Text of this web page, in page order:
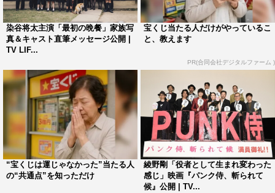
戸田は「台本をもらったタイミングが、私自身が家族の
ことについて考えていた時。台本を読んだときに、作品を
通して『家族とは？』という答えについて考えたいと思っ
た」と。染谷との共演については「この変な人と一緒にや
りたいと思った」とユーモア交じりに喜び「染谷君はよく
分からない人。流すのが上手だし、ボソッと言うことが意
外と核心を突いていたりする。見ていて楽しい人です」と
語った。これを受けて染谷は「そんなに変じゃないです
よ？わりと大丈夫ですよ？」と訂正した。
斉藤は、家族が味噌汁でもめるシーンをお気に入りに挙
染谷将太主演「最初の晩餐」家族写
真＆キャスト直筆メッセージ公開 |
TV LIF...
宝くじ当たる人だけがやっているこ
と、教えます
PR(合同会社デジタルファーム )
“宝くじは運じゃなかった”当たる人
の“共通点”を知っただけ
綾野剛「役者として生まれ変わった
感じ」映画『パンク侍、斬られて
候』公開 | TV...